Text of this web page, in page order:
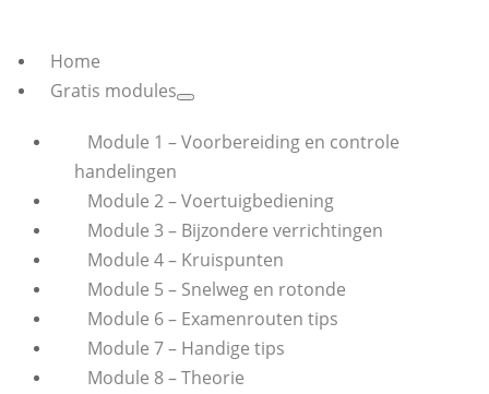
Home
Gratis modules
Module 1 – Voorbereiding en controle
handelingen
Module 2 – Voertuigbediening
Module 3 – Bijzondere verrichtingen
Module 4 – Kruispunten
Module 5 – Snelweg en rotonde
Module 6 – Examenrouten tips
Module 7 – Handige tips
Module 8 – Theorie